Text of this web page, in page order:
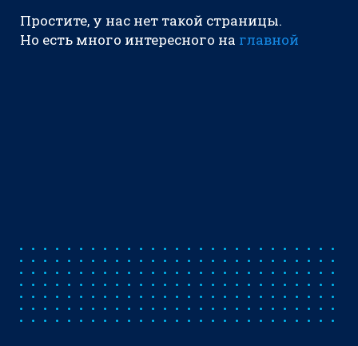
Простите, у нас нет такой страницы.
Но есть много интересного на главной